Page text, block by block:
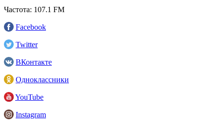
Частота: 107.1 FM
Facebook
Twitter
ВКонтакте
Одноклассники
YouTube
Instagram